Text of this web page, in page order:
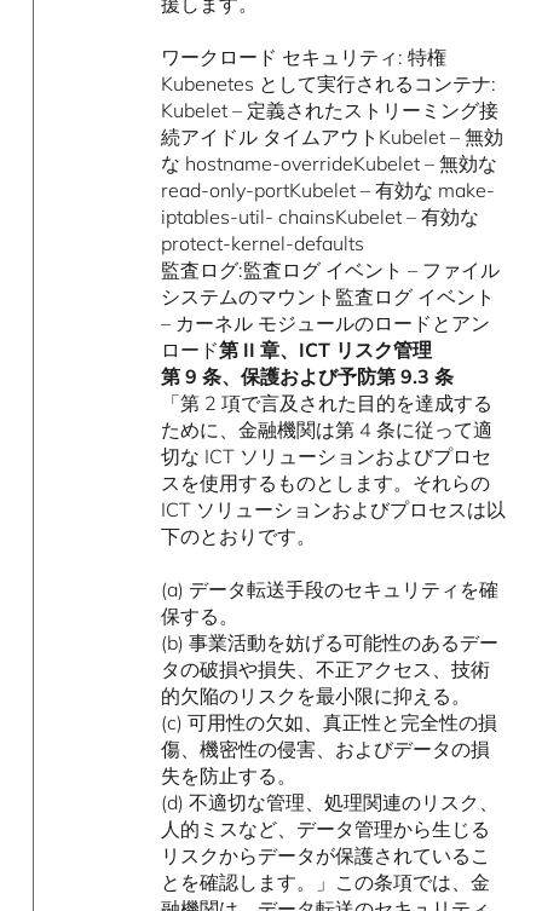
ワークロード セキュリティ: 特権
Kubenetes として実行されるコンテナ:
Kubelet – 定義されたストリーミング接
続アイドル タイムアウトKubelet – 無効
な hostname-overrideKubelet – 無効な
read-only-portKubelet – 有効な make-
iptables-util- chainsKubelet – 有効な
protect-kernel-defaults
監査ログ:監査ログ イベント – ファイル
システムのマウント監査ログ イベント
– カーネル モジュールのロードとアン
ロード第 II 章、ICT リスク管理
第 9 条、保護および予防第 9.3 条
「第 2 項で言及された目的を達成する
ために、金融機関は第 4 条に従って適
切な ICT ソリューションおよびプロセ
スを使用するものとします。それらの
ICT ソリューションおよびプロセスは以
下のとおりです。
(a) データ転送手段のセキュリティを確
保する。
(b) 事業活動を妨げる可能性のあるデー
タの破損や損失、不正アクセス、技術
的欠陥のリスクを最小限に抑える。
(c) 可用性の欠如、真正性と完全性の損
傷、機密性の侵害、およびデータの損
失を防止する。
(d) 不適切な管理、処理関連のリスク、
人的ミスなど、データ管理から生じる
リスクからデータが保護されているこ
とを確認します。」この条項では、金